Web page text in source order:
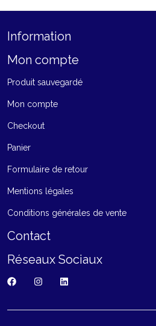
Information
Mon compte
Produit sauvegardé
Mon compte
Checkout
Panier
Formulaire de retour
Mentions légales
Conditions générales de vente
Contact
Réseaux Sociaux